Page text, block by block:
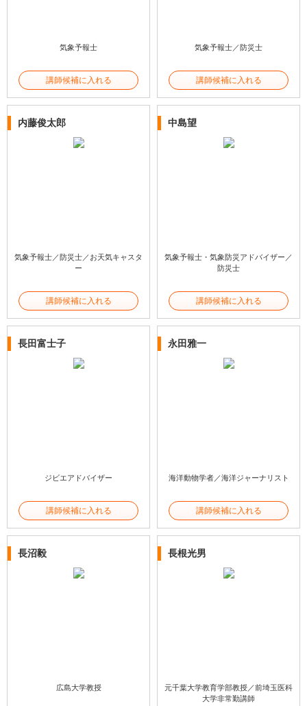
気象予報士
講師候補に入れる
気象予報士／防災士
講師候補に入れる
内藤俊太郎
気象予報士／防災士／お天気キャスタ
ー
講師候補に入れる
中島望
気象予報士・気象防災アドバイザー／
防災士
講師候補に入れる
長田富士子
ジビエアドバイザー
講師候補に入れる
永田雅一
海洋動物学者／海洋ジャーナリスト
講師候補に入れる
長沼毅
広島大学教授
長根光男
元千葉大学教育学部教授／前埼玉医科
大学非常勤講師